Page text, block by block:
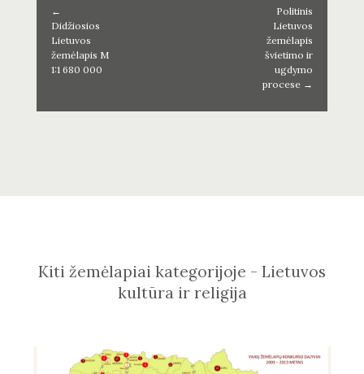
←
Didžiosios
Lietuvos
žemėlapis M
1:1 680 000
Politinis
Lietuvos
žemėlapis
švietimo ir
ugdymo
procese →
Kiti žemėlapiai kategorijoje - Lietuvos
kultūra ir religija